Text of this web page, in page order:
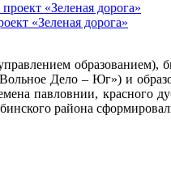
«Зеленая дорога»
Дело – Юг») и
павловнии, красного
района